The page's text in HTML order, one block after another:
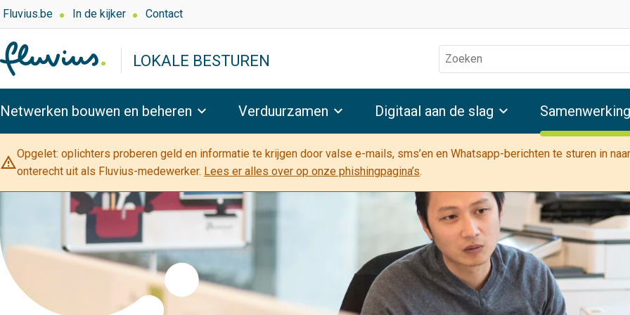
Overslaan
en
naar
de
inhoud
gaan
Top
navigation
Lokaal
bestuur
Fluvius.be In de kijker Contact
LOKALE BESTUREN
Zoeken
Netwerken bouwen en beheren Verduurzamen Digitaal aan de slag
warning_amber
Opgelet: oplichters proberen geld en informatie te krijgen door valse e-mails, sms’en en Whatsapp-berichten te sturen in
onterecht uit als Fluvius-medewerker. Lees er alles over op onze phishingpagina’s.